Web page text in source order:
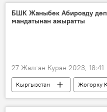
Орус-кыргыз өнүктүрүү фонду
БШК Жаныбек Абировду
мандатынан ажыратты
27 Жалган Куран 2023, 18:41
Кыргызстан
Жогорку
Жаныбек Абиров